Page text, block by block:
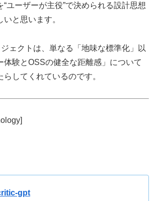
“ユーザーが主役”で決められる設計思想
と思います。
ェクトは、単なる「地味な標準化」以
体験とOSSの健全な距離感」について
してくれているのです。
gpt